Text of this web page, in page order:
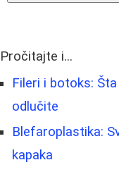
Pročitajte i...
Fileri i botoks:
odlučite
Blefaroplastika:
kapaka